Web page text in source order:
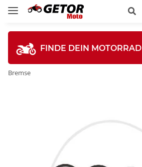
FINDE DEIN MOTORRAD
Bremse